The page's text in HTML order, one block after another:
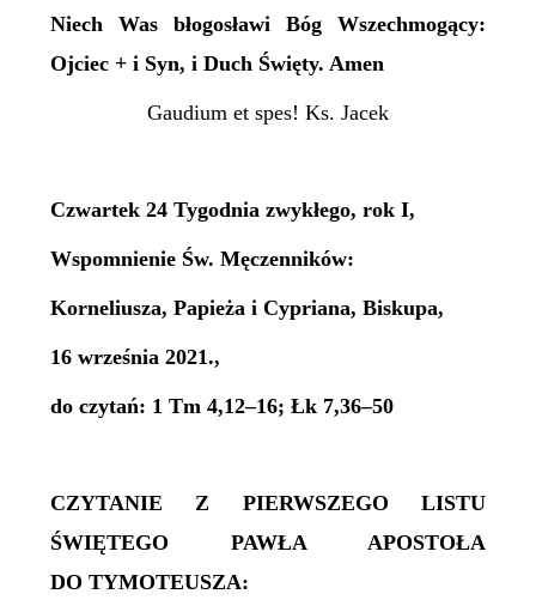
Niech Was błogosławi Bóg Wszechmogący:
Ojciec + i Syn, i Duch Święty. Amen
Gaudium et spes! Ks. Jacek
Czwartek 24 Tygodnia zwykłego, rok I,
Wspomnienie Św. Męczenników:
Korneliusza, Papieża i Cypriana, Biskupa,
16 września 2021.,
do czytań: 1 Tm 4,12–16; Łk 7,36–50
CZYTANIE Z PIERWSZEGO LISTU
ŚWIĘTEGO PAWŁA APOSTOŁA
DO TYMOTEUSZA: